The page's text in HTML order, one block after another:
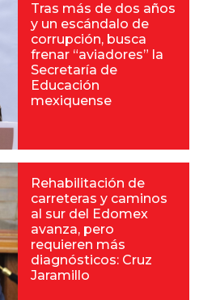
Tras más de dos años
y un escándalo de
corrupción, busca
frenar “aviadores” la
Secretaría de
Educación
mexiquense
Rehabilitación de
carreteras y caminos
al sur del Edomex
avanza, pero
requieren más
diagnósticos: Cruz
Jaramillo